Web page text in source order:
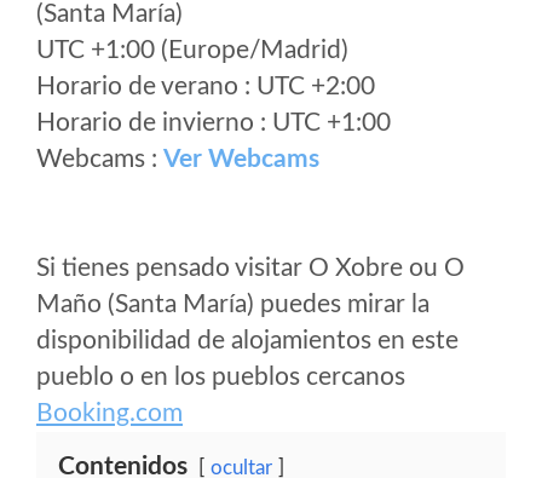
(Santa María)
UTC +1:00 (Europe/Madrid)
Horario de verano : UTC +2:00
Horario de invierno : UTC +1:00
Webcams : Ver Webcams
Si tienes pensado visitar O Xobre ou O
Maño (Santa María) puedes mirar la
disponibilidad de alojamientos en este
pueblo o en los pueblos cercanos
Booking.com
Contenidos ocultar